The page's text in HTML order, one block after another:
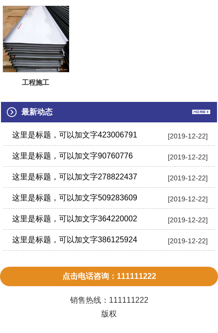
工程施工
最新动态
[2019-12-22]
这里是标题，可以加文字423006791
[2019-12-22]
这里是标题，可以加文字90760776
[2019-12-22]
这里是标题，可以加文字278822437
[2019-12-22]
这里是标题，可以加文字509283609
[2019-12-22]
这里是标题，可以加文字364220002
[2019-12-22]
这里是标题，可以加文字386125924
点击电话咨询：111111222
销售热线： 111111222
版权